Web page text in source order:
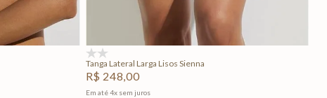
Adicionar na sacola
Tanga Lateral Larga Lisos Sienna
R$ 248,00
Em até4x sem juros